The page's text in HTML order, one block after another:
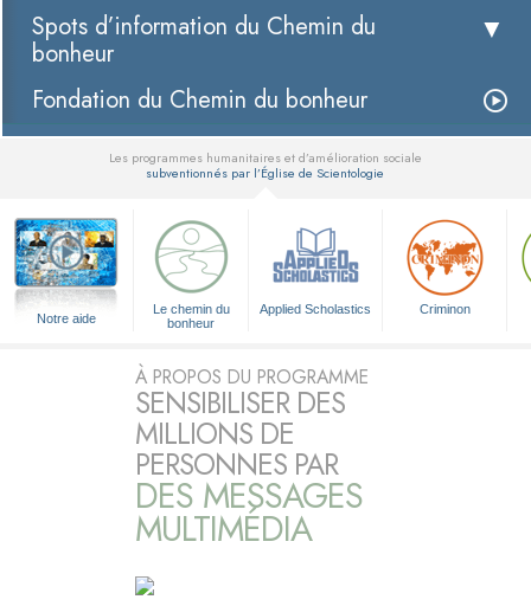
Spots d’information du Chemin du
bonheur
Fondation du Chemin du bonheur
Les programmes humanitaires et d’amélioration sociale
subventionnés par l’Église de Scientologie
Notre aide
Le chemin du
bonheur
Applied Scholastics Criminon
À PROPOS DU PROGRAMME
SENSIBILISER DES
MILLIONS DE
PERSONNES PAR
DES MESSAGES
MULTIMÉDIA